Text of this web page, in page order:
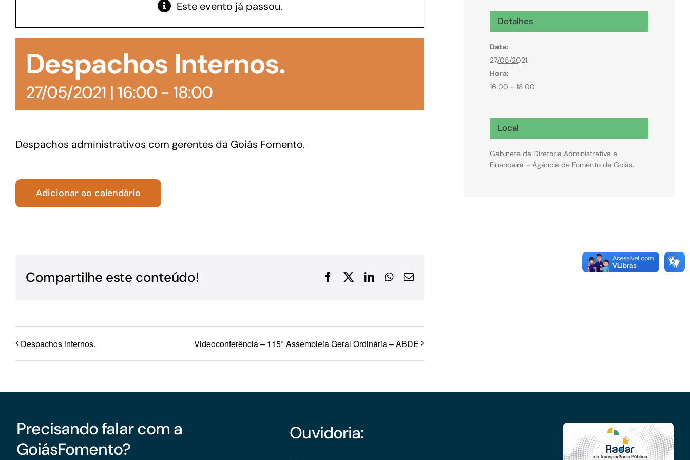
manutenção de estoques e despesas operacionais
Microcrédito
Para MEI, microempresas e pessoas físicas
(feirantes e transportes)
Este evento já passou.
Despachos Internos.
27/05/2021 | 16:00- 18:00
Despachos administrativos com gerentes da Goiás Fomento.
Adicionar ao calendário
Compartilhe este conteúdo! FacebookLinkedInWhatsApp
E-
Despachos internos. Videoconferência – 115ª Assembleia Geral Ordinária – ABDE
Detalhes
Data:
27/05/2021
Hora:
16:00 - 18:00
Local
Gabinete da Diretoria Administrativa e
Financeira – Agência de Fomento de Goiás.
Precisando falar com a
GoiásFomento?
Ouvidoria: